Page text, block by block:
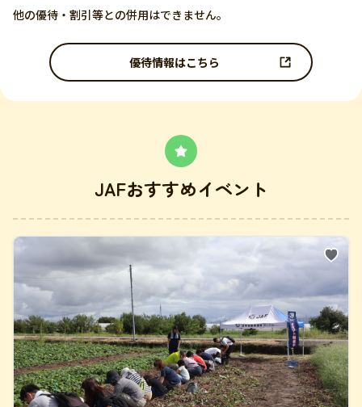
他の優待・割引等との併用はできません。
優待情報はこちら
JAFおすすめイベント